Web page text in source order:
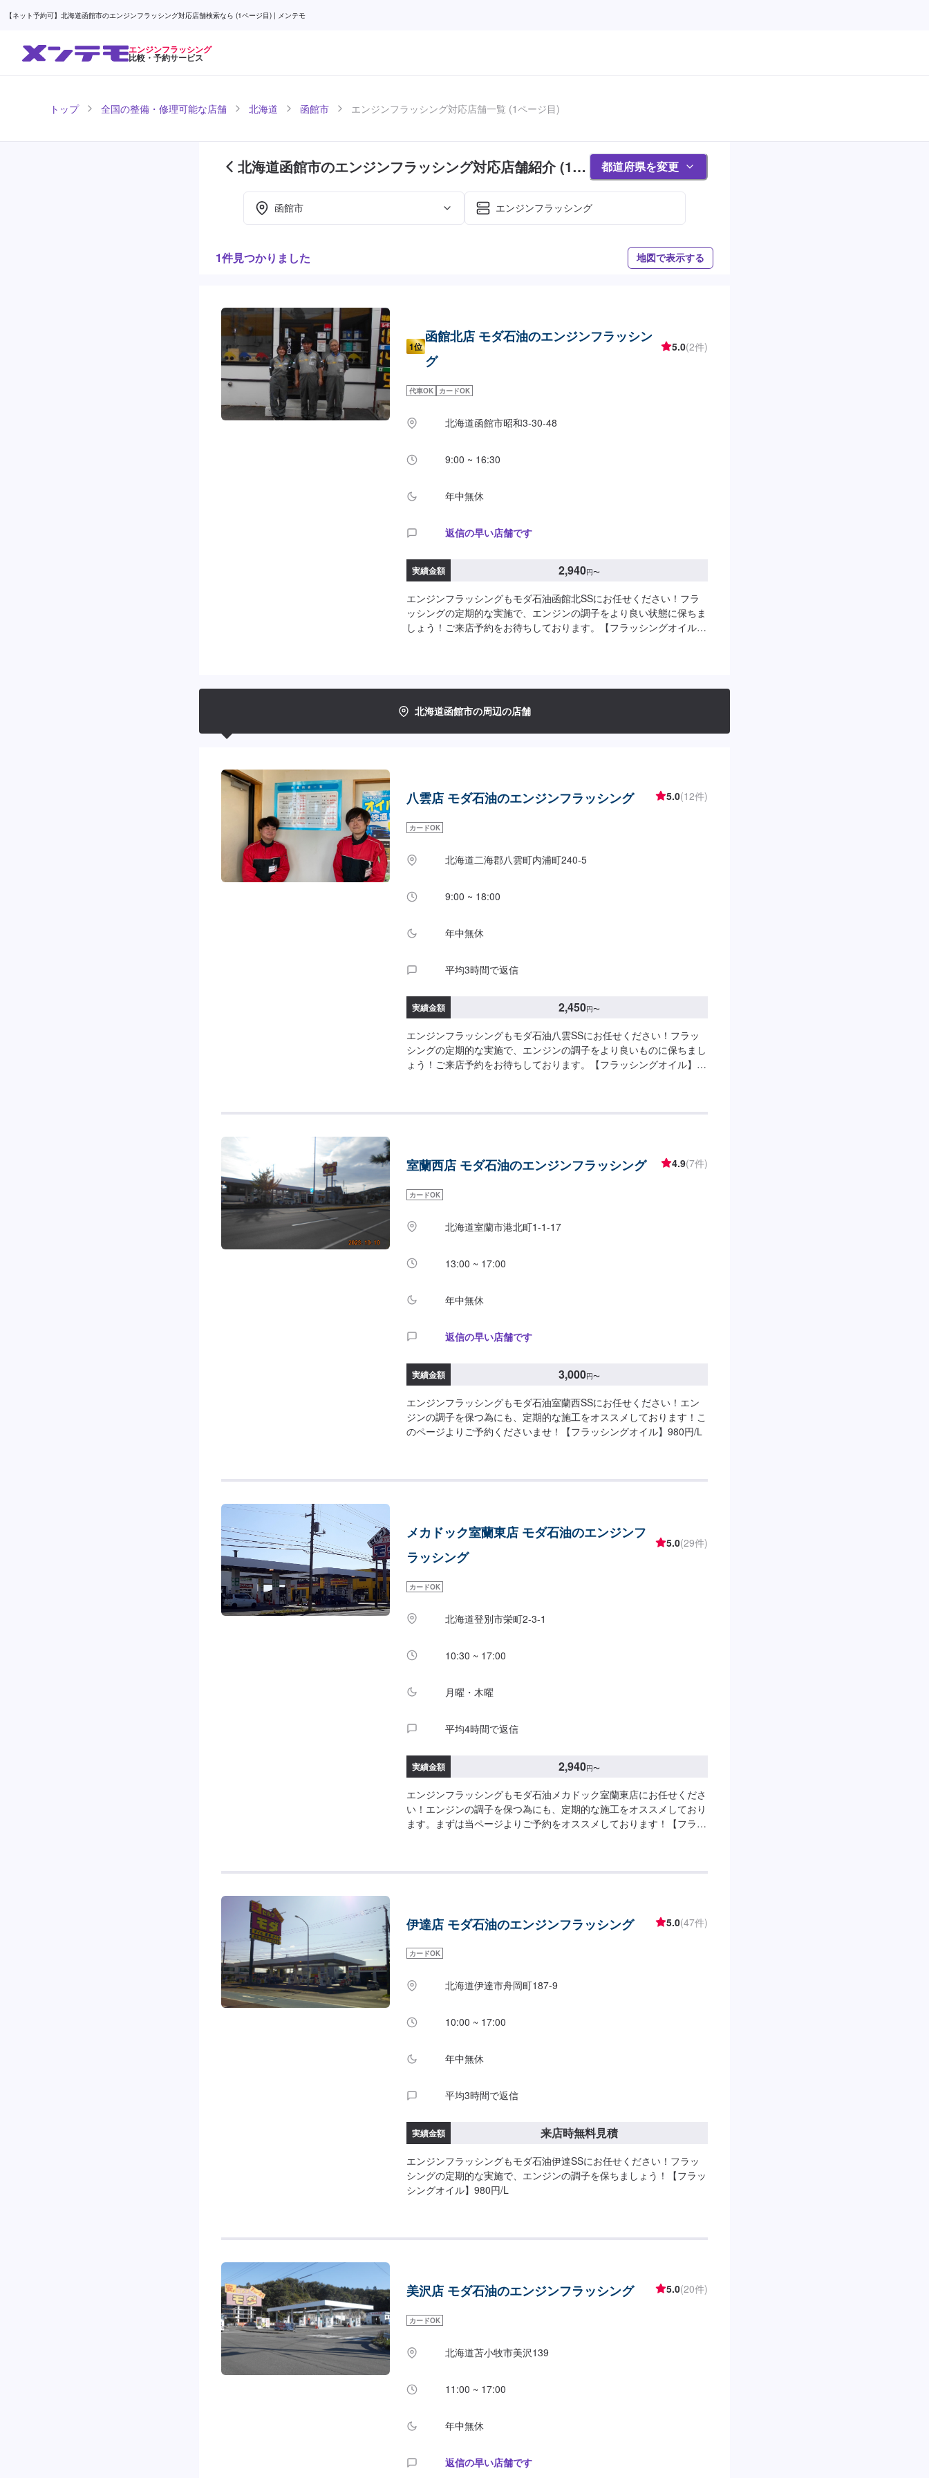
【ネット予約可】北海道函館市のエンジンフラッシング対応店舗検索なら (1ページ目) | メンテモ
エンジンフラッシング
比較・予約サービス
トップ 全国の整備・修理可能な店舗 北海道 函館市 エンジンフラッシング対応店舗一覧 (1ページ目)
北海道函館市のエンジンフラッシング対応店舗紹介 (1ペ
ージ目)
都道府県を変更
函館市 エンジンフラッシング
1件見つかりました 地図で表示する
1位
函館北店 モダ石油のエンジンフラッシン
グ
5.0(2件)
代車OK カードOK
北海道函館市昭和3-30-48
9:00 ~ 16:30
年中無休
返信の早い店舗です
実績金額 2,940円〜
エンジンフラッシングもモダ石油函館北SSにお任せください！フラ
ッシングの定期的な実施で、エンジンの調子をより良い状態に保ちま
しょう！ご来店予約をお待ちしております。【フラッシングオイル】
北海道函館市の周辺の店舗
八雲店 モダ石油のエンジンフラッシング 5.0(12件)
カードOK
北海道二海郡八雲町内浦町240-5
9:00 ~ 18:00
年中無休
平均3時間で返信
実績金額 2,450円〜
エンジンフラッシングもモダ石油八雲SSにお任せください！フラッ
シングの定期的な実施で、エンジンの調子をより良いものに保ちまし
ょう！ご来店予約をお待ちしております。【フラッシングオイル】
室蘭西店 モダ石油のエンジンフラッシング 4.9(7件)
カードOK
北海道室蘭市港北町1-1-17
13:00 ~ 17:00
年中無休
返信の早い店舗です
実績金額 3,000円〜
エンジンフラッシングもモダ石油室蘭西SSにお任せください！エン
ジンの調子を保つ為にも、定期的な施工をオススメしております！こ
のページよりご予約くださいませ！【フラッシングオイル】980円/L
メカドック室蘭東店 モダ石油のエンジンフ
ラッシング
5.0(29件)
カードOK
北海道登別市栄町2-3-1
10:30 ~ 17:00
月曜・木曜
平均4時間で返信
実績金額 2,940円〜
エンジンフラッシングもモダ石油メカドック室蘭東店にお任せくださ
い！エンジンの調子を保つ為にも、定期的な施工をオススメしており
ます。まずは当ページよりご予約をオススメしております！【フラッ
伊達店 モダ石油のエンジンフラッシング 5.0(47件)
カードOK
北海道伊達市舟岡町187-9
10:00 ~ 17:00
年中無休
平均3時間で返信
実績金額 来店時無料見積
エンジンフラッシングもモダ石油伊達SSにお任せください！フラッ
シングの定期的な実施で、エンジンの調子を保ちましょう！【フラッ
シングオイル】980円/L
美沢店 モダ石油のエンジンフラッシング 5.0(20件)
カードOK
北海道苫小牧市美沢139
11:00 ~ 17:00
年中無休
返信の早い店舗です